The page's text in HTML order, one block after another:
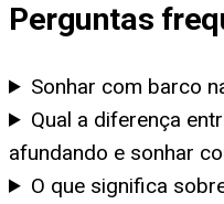
Perguntas
Sonhar com barco
Qual a diferença
afundando e sonhar
O que significa